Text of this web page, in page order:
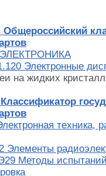
Общероссийский
Электронные
на жидких
Классификатор
техника,
Элементы
Методы